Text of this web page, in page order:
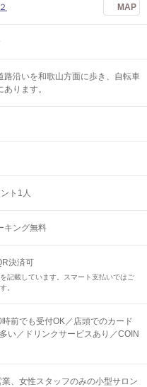
MAP
路沿いを和歌山方面に歩き、自転車
ります。
ト1人
キング無料
決済可
記載しています。スマート支払いではご
。
前でも受付OK／店頭でのカード
い／ドリンクサービスあり／COIN
、女性スタッフのみの小型サロン